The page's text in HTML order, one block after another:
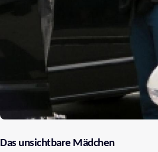
Das unsichtbare Mädchen